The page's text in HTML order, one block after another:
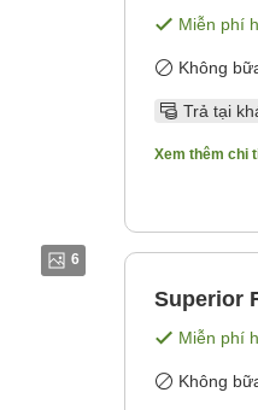
6
Miễn phí
Không
Trả tại
Xem thêm chi
Superior
Miễn phí
Không